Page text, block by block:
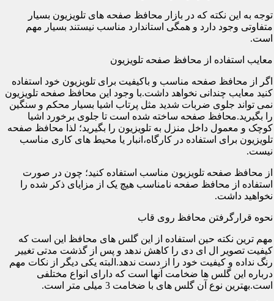
توجه به این نکته که در بازار محافظ صفحه های تلویزیون بسیار
متفاوتی وجود دارد و همگی استاندارد مناسب نیستند بسیار مهم
است.
معایب استفاده از محافظ صفحه تلویزیون
اگر از محافظ صفحه مناسب و باکیفیت برای تلویزیون خود استفاده
کنید معایب چندانی نخواهد داشت.با وجود این محافظ صفحه تلویزیون
نمی تواند جلوی ضربات شدید مثل پرتاب اشیا بسیار محکم و سنگین
را بگیرید.محافظ صفحه ساخته شده است تا جلوی برخورد اشیا
کوچک و معمول داخل منزل به تلویزیون را بگیرید؛ لذا محافظ صفحه
تلویزیون برای استفاده در کارگاه،انبار یا محیط های کاری مناسب
نیست.
از محافظ صفحه تلویزیون مناسب استفاده کنید؛ چون در صورت
استفاده از محافظ صفحه نامناسب هیچ یک از مزایای ذکر شده را
نخواهید داشت.
نحوه قرارگرفتن محافظ روی قاب
مهم ترین نکته حین استفاده از این گلس های محافظ این است که
کیفیت تصویر ال ای دی را کاهش ندهد و پس از گذشت مدتی تغییر
رنگ نداده و کیفیت خود را از دست ندهد.البته یکی دیگر از نکات مهم
درباره این گلس ها ضخامت آنها است که دارای انواع مختلفی
است.بهترین نوع آن گلس های با ضخامت 3 میلی متر است.